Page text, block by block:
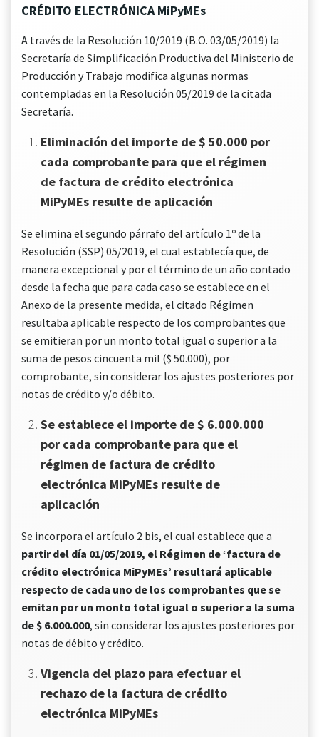
CRÉDITO ELECTRÓNICA MiPyMEs
A través de la Resolución 10/2019 (B.O. 03/05/2019) la
Secretaría de Simplificación Productiva del Ministerio de
Producción y Trabajo modifica algunas normas
contempladas en la Resolución 05/2019 de la citada
Secretaría.
Eliminación del importe de $ 50.000 por
cada comprobante para que el régimen
de factura de crédito electrónica
MiPyMEs resulte de aplicación
Se elimina el segundo párrafo del artículo 1º de la
Resolución (SSP) 05/2019, el cual establecía que, de
manera excepcional y por el término de un año contado
desde la fecha que para cada caso se establece en el
Anexo de la presente medida, el citado Régimen
resultaba aplicable respecto de los comprobantes que
se emitieran por un monto total igual o superior a la
suma de pesos cincuenta mil ($ 50.000), por
comprobante, sin considerar los ajustes posteriores por
notas de crédito y/o débito.
Se establece el importe de $ 6.000.000
por cada comprobante para que el
régimen de factura de crédito
electrónica MiPyMEs resulte de
aplicación
Se incorpora el artículo 2 bis, el cual establece que a
partir del día 01/05/2019, el Régimen de ‘factura de
crédito electrónica MiPyMEs’ resultará aplicable
respecto de cada uno de los comprobantes que se
emitan por un monto total igual o superior a la suma
de $ 6.000.000, sin considerar los ajustes posteriores por
notas de débito y crédito.
Vigencia del plazo para efectuar el
rechazo de la factura de crédito
electrónica MiPyMEs